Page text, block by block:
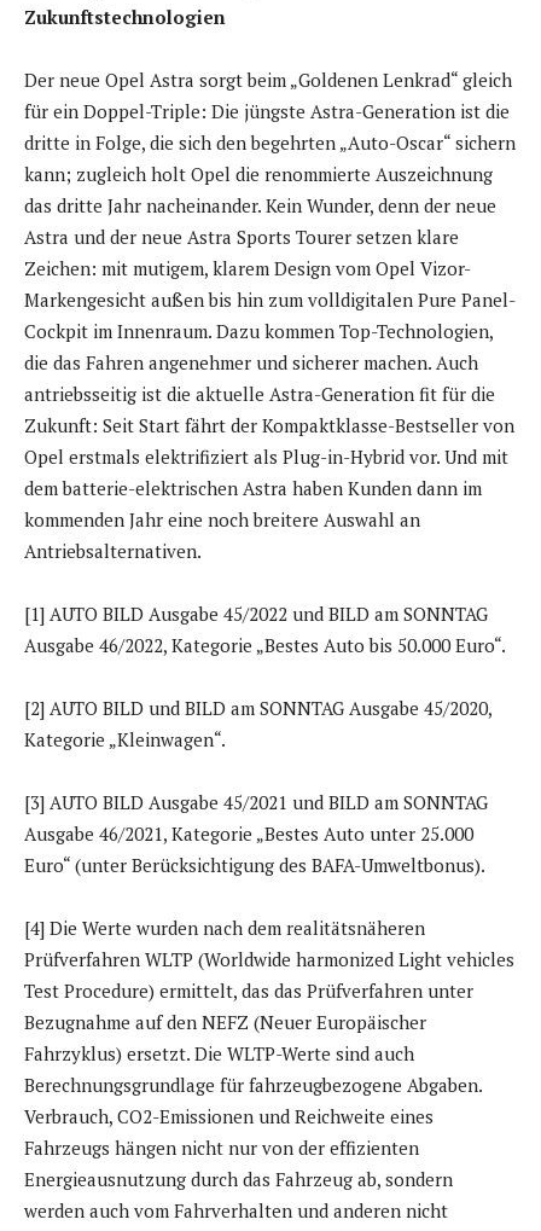
Zukunftstechnologien
Der neue Opel Astra sorgt beim „Goldenen Lenkrad“ gleich
für ein Doppel-Triple: Die jüngste Astra-Generation ist die
dritte in Folge, die sich den begehrten „Auto-Oscar“ sichern
kann; zugleich holt Opel die renommierte Auszeichnung
das dritte Jahr nacheinander. Kein Wunder, denn der neue
Astra und der neue Astra Sports Tourer setzen klare
Zeichen: mit mutigem, klarem Design vom Opel Vizor-
Markengesicht außen bis hin zum volldigitalen Pure Panel-
Cockpit im Innenraum. Dazu kommen Top-Technologien,
die das Fahren angenehmer und sicherer machen. Auch
antriebsseitig ist die aktuelle Astra-Generation fit für die
Zukunft: Seit Start fährt der Kompaktklasse-Bestseller von
Opel erstmals elektrifiziert als Plug-in-Hybrid vor. Und mit
dem batterie-elektrischen Astra haben Kunden dann im
kommenden Jahr eine noch breitere Auswahl an
Antriebsalternativen.
[1] AUTO BILD Ausgabe 45/2022 und BILD am SONNTAG
Ausgabe 46/2022, Kategorie „Bestes Auto bis 50.000 Euro“.
[2] AUTO BILD und BILD am SONNTAG Ausgabe 45/2020,
Kategorie „Kleinwagen“.
[3] AUTO BILD Ausgabe 45/2021 und BILD am SONNTAG
Ausgabe 46/2021, Kategorie „Bestes Auto unter 25.000
Euro“ (unter Berücksichtigung des BAFA-Umweltbonus).
[4] Die Werte wurden nach dem realitätsnäheren
Prüfverfahren WLTP (Worldwide harmonized Light vehicles
Test Procedure) ermittelt, das das Prüfverfahren unter
Bezugnahme auf den NEFZ (Neuer Europäischer
Fahrzyklus) ersetzt. Die WLTP-Werte sind auch
Berechnungsgrundlage für fahrzeugbezogene Abgaben.
Verbrauch, CO2-Emissionen und Reichweite eines
Fahrzeugs hängen nicht nur von der effizienten
Energieausnutzung durch das Fahrzeug ab, sondern
werden auch vom Fahrverhalten und anderen nicht